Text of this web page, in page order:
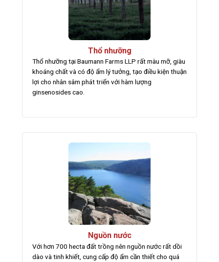
Thổ nhưỡng
Thổ nhưỡng tại Baumann Farms LLP rất màu mỡ, giàu
khoáng chất và có độ ẩm lý tưởng, tạo điều kiện thuận
lợi cho nhân sâm phát triển với hàm lượng
ginsenosides cao.
Nguồn nước
Với hơn 700 hecta đất trồng nên nguồn nước rất dồi
dào và tinh khiết, cung cấp độ ẩm cần thiết cho quá